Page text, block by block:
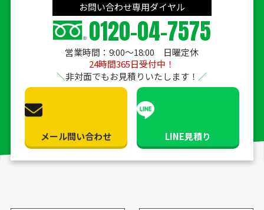
お問い合わせ専用ダイヤル
0120-04-7575
営業時間：9:00〜18:00 日曜定休
24時間365日受付中！
非対面でもお見積りいたします！
メール問い合わせ LINE見積り